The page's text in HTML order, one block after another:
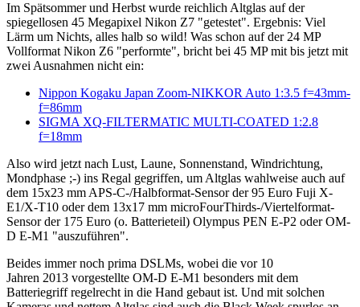
Im Spätsommer und Herbst wurde reichlich Altglas auf der
spiegellosen 45 Megapixel Nikon Z7 "getestet". Ergebnis: Viel
Lärm um Nichts, alles halb so wild! Was schon auf der 24 MP
Vollformat Nikon Z6 "performte", bricht bei 45 MP mit bis jetzt mit
zwei Ausnahmen nicht ein:
Nippon Kogaku Japan Zoom-NIKKOR Auto 1:3.5 f=43mm-
f=86mm
SIGMA XQ-FILTERMATIC MULTI-COATED 1:2.8
f=18mm
Also wird jetzt nach Lust, Laune, Sonnenstand, Windrichtung,
Mondphase ;-) ins Regal gegriffen, um Altglas wahlweise auch auf
dem 15x23 mm APS-C-/Halbformat-Sensor der 95 Euro Fuji X-
E1/X-T10 oder dem 13x17 mm microFourThirds-/Viertelformat-
Sensor der 175 Euro (o. Batterieteil) Olympus PEN E-P2 oder OM-
D E-M1 "auszuführen".
Beides immer noch prima DSLMs, wobei die vor 10
Jahren 2013 vorgestellte OM-D E-M1 besonders mit dem
Batteriegriff regelrecht in die Hand gebaut ist. Und mit solchen